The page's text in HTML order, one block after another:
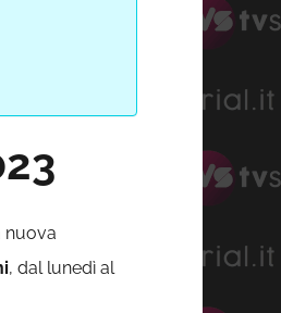
nuova
, dal lunedì al